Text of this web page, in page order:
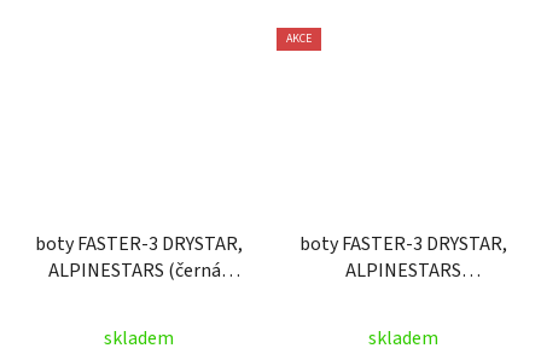
boty FASTER-3 DRYSTAR,
ALPINESTARS (černá/
skladem
AKCE
boty FASTER-3 DRYSTAR,
ALPINESTARS
skladem